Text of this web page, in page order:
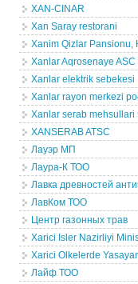
XAN-CINAR
Xan Saray restorani
Xanim Qizlar Pansionu,
Xanlar Aqrosenaye ASC
Xanlar elektrik sebekesi
Xanlar rayon merkezi
Xanlar serab mehsullari
XANSERAB ATSC
Лауэр МП
Лаура-К ТОО
Лавка древностей
ЛавКом ТОО
Центр газонных трав
Xarici Isler Nazirliyi
Xarici Olkelerde
Лайф ТОО